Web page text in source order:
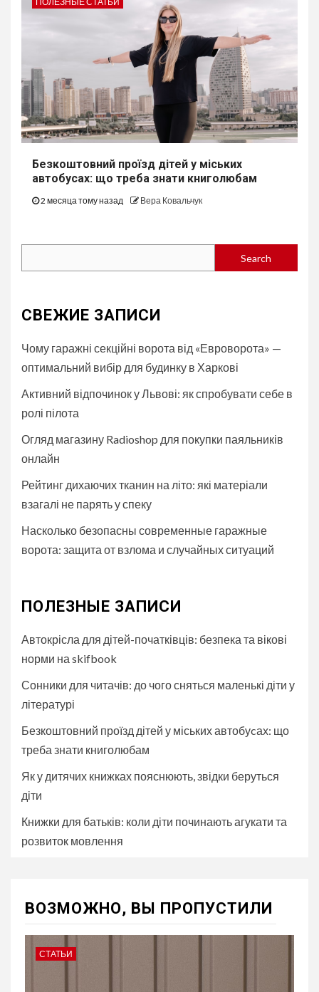
Безкоштовний проїзд дітей у міських
автобуcах: що треба знати книголюбам
2 месяца тому назад Вера Ковальчук
Search
СВЕЖИЕ ЗАПИСИ
Чому гаражні секційні ворота від «Евроворота» —
оптимальний вибір для будинку в Харкові
Активний відпочинок у Львові: як спробувати себе в
ролі пілота
Огляд магазину Radioshop для покупки паяльників
онлайн
Рейтинг дихаючих тканин на літо: які матеріали
взагалі не парять у спеку
Насколько безопасны современные гаражные
ворота: защита от взлома и случайных ситуаций
ПОЛЕЗНЫЕ ЗАПИСИ
Автокрісла для дітей-початківців: безпека та вікові
норми на skifbook
Сонники для читачів: до чого сняться маленькі діти у
літературі
Безкоштовний проїзд дітей у міських автобуcах: що
треба знати книголюбам
Як у дитячих книжках пояснюють, звідки беруться
діти
Книжки для батьків: коли діти починають агукати та
розвиток мовлення
ВОЗМОЖНО, ВЫ ПРОПУСТИЛИ
СТАТЬИ